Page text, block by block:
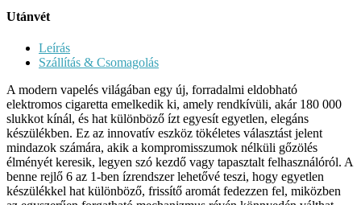
Utánvét
Leírás
Szállítás & Csomagolás
A modern vapelés világában egy új, forradalmi eldobható
elektromos cigaretta emelkedik ki, amely rendkívüli, akár 180 000
slukkot kínál, és hat különböző ízt egyesít egyetlen, elegáns
készülékben. Ez az innovatív eszköz tökéletes választást jelent
mindazok számára, akik a kompromisszumok nélküli gőzölés
élményét keresik, legyen szó kezdő vagy tapasztalt felhasználóról. A
benne rejlő 6 az 1-ben ízrendszer lehetővé teszi, hogy egyetlen
készülékkel hat különböző, frissítő aromát fedezzen fel, miközben